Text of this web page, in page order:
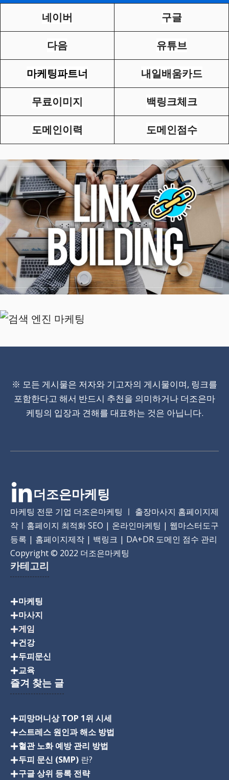
네이버 구글
다음 유튜브
마케팅파트너 내일배움카드
무료이미지 백링크체크
도메인이력 도메인점수
※ 모든 게시물은 저자와 기고자의 게시물이며, 링크를
포함한다고 해서 반드시 추천을 의미하거나 더조은마
케팅의 입장과 견해를 대표하는 것은 아닙니다.
더조은마케팅
마케팅 전문 기업 더조은마케팅 ㅣ 출장마사지 홈페이지제
작ㅣ홈페이지 최적화 SEO | 온라인마케팅 | 웹마스터도구
등록 | 홈페이지제작 | 백링크 | DA+DR 도메인 점수 관리
Copyright© 2022 더조은마케팅
카테고리
마케팅
마사지
게임
건강
두피문신
교육
즐겨 찾는 글
피망머니상 TOP 1위 시세
스트레스 원인과 해소 방법
혈관 노화 예방 관리 방법
두피 문신 (SMP) 란?
구글 상위 등록 전략